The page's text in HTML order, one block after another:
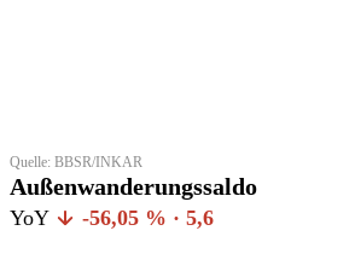
Quelle: BBSR/INKAR
Außenwanderungssaldo
YoY -56,05 % · 5,6